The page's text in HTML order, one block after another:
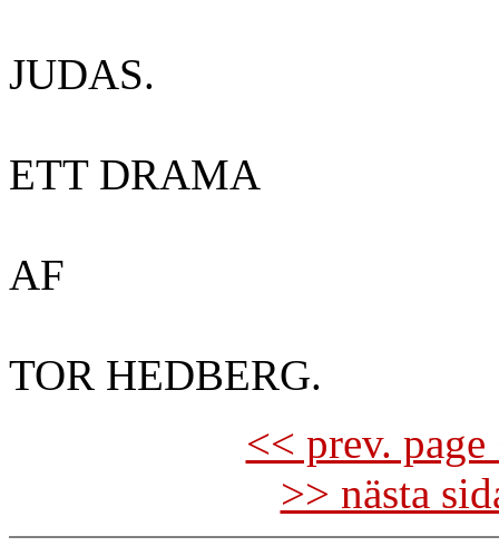
JUDAS.
ETT DRAMA
AF
TOR HEDBERG.
<< prev.
>> nästa